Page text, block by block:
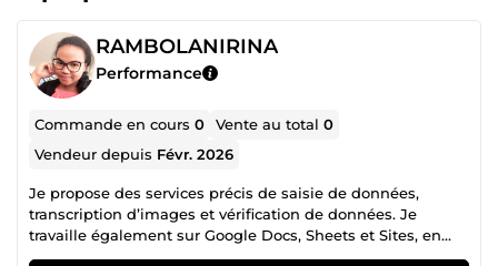
RAMBOLANIRINA
Performance
Commande en cours0 Vente au total0
Vendeur depuis Févr. 2026
Je propose des services précis de saisie de données,
transcription d’images et vérification de données. Je
travaille également sur Google Docs, Sheets et Sites, en
organisant et nettoyant les informations efficacement.